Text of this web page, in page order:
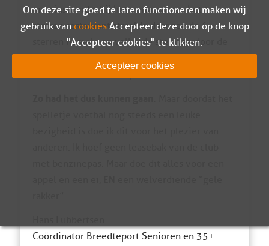
mee instemde: bij het verlaten van het 5
sterren restaurant straalde daar aan de 6
sterren hemel een vallende ster waardoor de
wens van bestuurslid Breedtesport werd
vervuld en onderstreept.
Coördinator Breedteport Senioren en 35+
Om deze site goed te laten functioneren maken wij
gebruik van cookies. Accepteer deze door op de knop
"Accepteer cookies" te klikken.
Accepteer cookies